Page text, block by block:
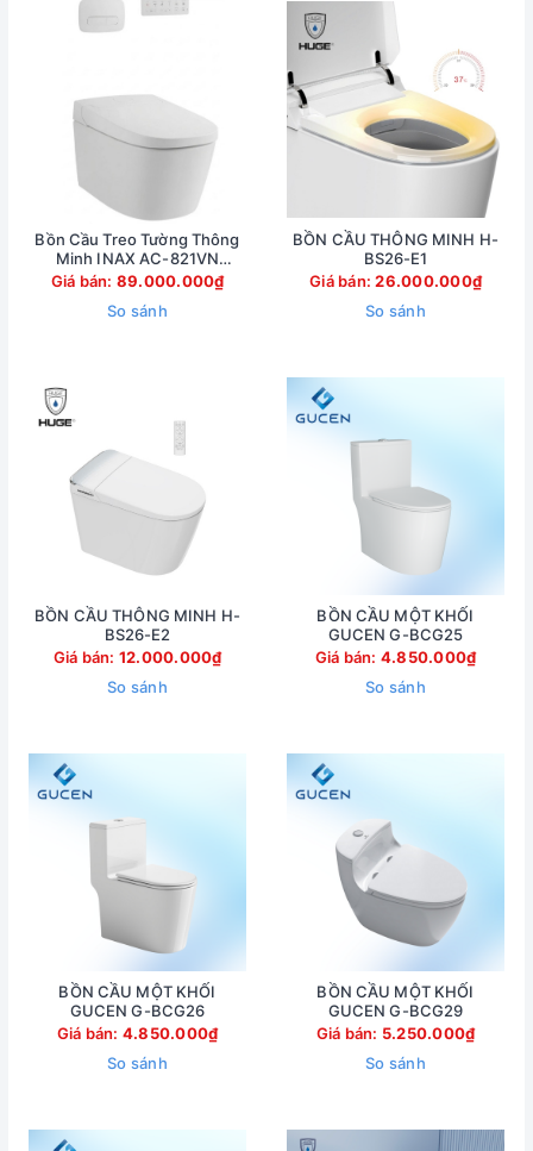
Bồn Cầu Treo Tường Thông
Minh INAX AC-821VN
(AC821VN)
Giá bán: 89.000.000₫
So sánh
BỒN CẦU THÔNG MINH H-
BS26-E1
Giá bán:26.000.000₫
So sánh
BỒN CẦU THÔNG MINH H-
BS26-E2
Giá bán: 12.000.000₫
So sánh
BỒN CẦU MỘT KHỐI
GUCEN G-BCG25
Giá bán: 4.850.000₫
So sánh
BỒN CẦU MỘT KHỐI
GUCEN G-BCG26
Giá bán: 4.850.000₫
So sánh
BỒN CẦU MỘT KHỐI
GUCEN G-BCG29
Giá bán: 5.250.000₫
So sánh